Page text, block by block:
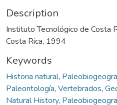
Description
Instituto Tecnológico de Costa
Costa Rica, 1994
Keywords
Historia natural,
Paleontología, Vertebrados,
Natural History,